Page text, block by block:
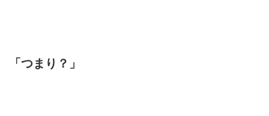
「つまり？」